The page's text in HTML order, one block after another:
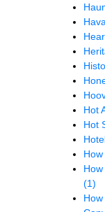
Hot
Hot
(1)